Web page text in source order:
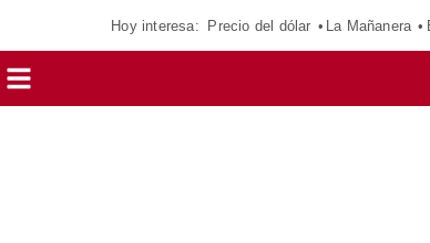
Hoy interesa: Precio del dólar La Mañanera